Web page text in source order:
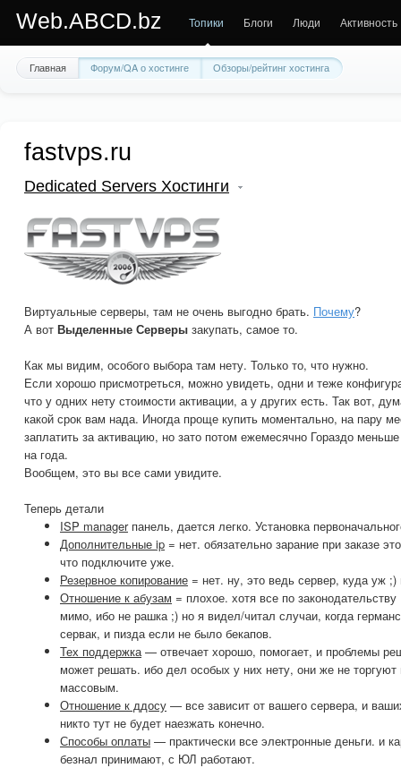
Web.ABCD.bz Топики Блоги Люди Активность
Главная Форум/QA о хостинге Обзоры/рейтинг хостинга
fastvps.ru
Dedicated Servers Хостинги
Виртуальные серверы, там не очень выгодно брать. Почему?
А вот Выделенные Серверы закупать, самое то.
Как мы видим, особого выбора там нету. Только то, что нужно.
Если хорошо присмотреться, можно увидеть, одни и теже
что у одних нету стоимости активации, а у других есть. Так вот,
какой срок вам нада. Иногда проще купить моментально, на пару
заплатить за активацию, но зато потом ежемесячно Гораздо
на года.
Вообщем, это вы все сами увидите.
Теперь детали
ISP managerпанель, дается легко. Установка
Дополнительные ip = нет. обязательно зарание при заказе
что подключите уже.
Резервное копирование = нет. ну, это ведь сервер, куда уж ;)
Отношение к абузам = плохое. хотя все по
мимо, ибо не рашка ;) но я видел/читал случаи, когда
сервак, и пизда если не было бекапов.
Тех поддержка— отвечает хорошо, помогает, и проблемы
может решать. ибо дел особых у них нету, они же не
массовым.
Отношение к ддосу — все зависит от вашего сервера, и
никто тут не будет наезжать конечно.
Способы оплаты — практически все электронные деньги. и
безнал принимают, с ЮЛ работают.